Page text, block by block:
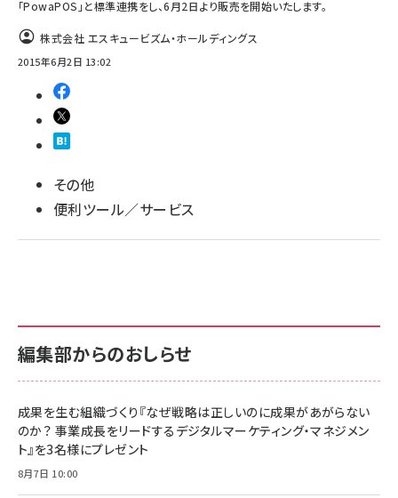
「PowaPOS」と標準連携をし、6月2日より販売を開始いたします。
株式会社 エスキュービズム・ホールディングス
2015年6月2日 13:02
その他
便利ツール／サービス
編集部からのおしらせ
成果を生む組織づくり『なぜ戦略は正しいのに成果があがらない
のか？ 事業成長をリードするデジタルマーケティング・マネジメン
ト』を3名様にプレゼント
8月7日 10:00